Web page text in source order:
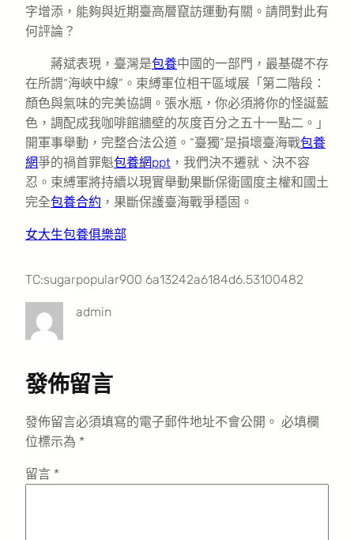
字增添，能夠與近期臺高層竄訪運動有關。請問對此有
何評論？
蔣斌表現，臺灣是包養中國的一部門，最基礎不存
在所謂“海峽中線”。束縛軍位相干區域展「第二階段：
顏色與氣味的完美協調。張水瓶，你必須將你的怪誕藍
色，調配成我咖啡館牆壁的灰度百分之五十一點二。」
開軍事舉動，完整合法公道。“臺獨”是損壞臺海戰包養
網爭的禍首罪魁包養網ppt ，我們決不遷就、決不容
忍。束縛軍將持續以現實舉動果斷保衛國度主權和國土
完全包養合約 ，果斷保護臺海戰爭穩固。
女大生包養俱樂部
TC:sugarpopular900 6a13242a6184d6.53100482
admin
發佈留言
發佈留言必須填寫的電子郵件地址不會公開。 必填欄
位標示為 *
留言 *